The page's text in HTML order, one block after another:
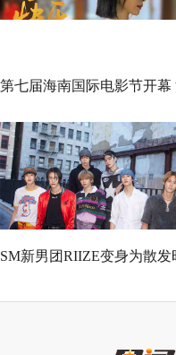
第七届海南国际电影节开幕
一燕作为纪录片推介嘉宾出
SM新男团RIIZE变身为散发